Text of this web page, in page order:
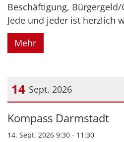
Beschäftigung,
Jede und jeder ist herzlich
Mehr
14 Sept. 2026
Datum: 14. September 2026
Kompass Darmstadt
14. Sept. 2026 9:30 - 11:30